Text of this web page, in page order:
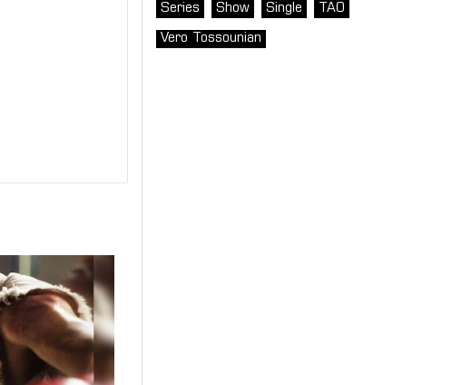
Series Show Single TAO
Vero Tossounian